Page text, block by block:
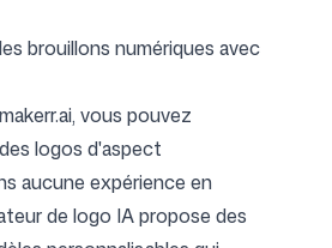
brouillons numériques avec
vous pouvez
logos d'aspect
aucune expérience en
de logo IApropose des